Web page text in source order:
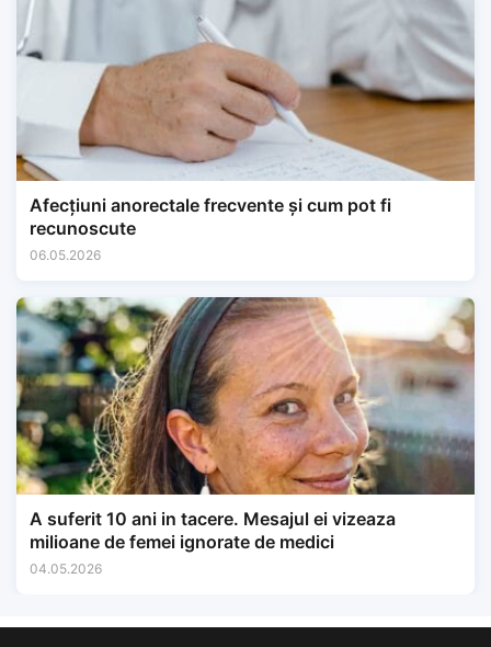
Afecțiuni anorectale frecvente și cum pot fi
recunoscute
06.05.2026
A suferit 10 ani in tacere. Mesajul ei vizeaza
milioane de femei ignorate de medici
04.05.2026